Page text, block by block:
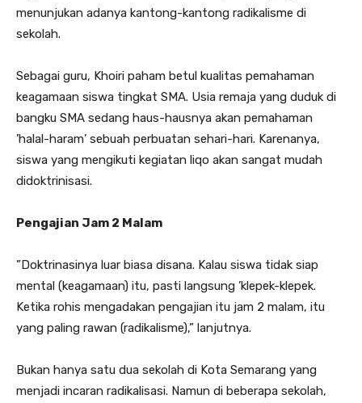
menunjukan adanya kantong-kantong radikalisme di
sekolah.
Sebagai guru, Khoiri paham betul kualitas pemahaman
keagamaan siswa tingkat SMA. Usia remaja yang duduk di
bangku SMA sedang haus-hausnya akan pemahaman
’halal-haram’ sebuah perbuatan sehari-hari. Karenanya,
siswa yang mengikuti kegiatan liqo akan sangat mudah
didoktrinisasi.
Pengajian Jam 2 Malam
”Doktrinasinya luar biasa disana. Kalau siswa tidak siap
mental (keagamaan) itu, pasti langsung ’klepek-klepek.
Ketika rohis mengadakan pengajian itu jam 2 malam, itu
yang paling rawan (radikalisme),” lanjutnya.
Bukan hanya satu dua sekolah di Kota Semarang yang
menjadi incaran radikalisasi. Namun di beberapa sekolah,